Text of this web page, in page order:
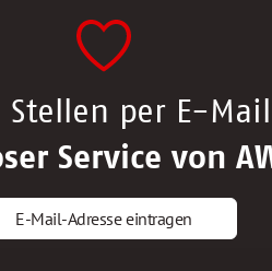
Stellen per E-
Service von
E-Mail-Adresse eintragen